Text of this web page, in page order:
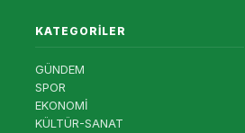
KATEGORILER
GÜNDEM
SPOR
EKONOMİ
KÜLTÜR-SANAT